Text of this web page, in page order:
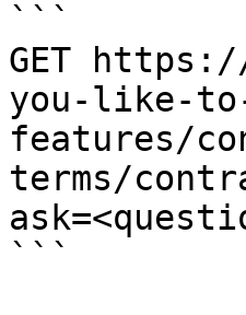
```
GET
you-like-
features/
terms/
```